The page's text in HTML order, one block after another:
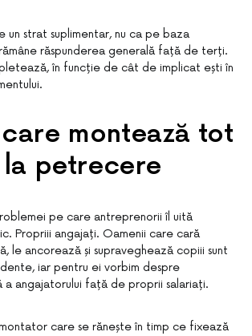
un strat suplimentar, nu ca pe baza
răspunderea generală față de terți.
în funcție de cât de implicat ești în
montează tot
la petrecere
pe care antreprenorii îl uită
Propriii angajați. Oamenii care cară
le ancorează și supraveghează copiii sunt
iar pentru ei vorbim despre
a angajatorului față de proprii salariați.
care se rănește în timp ce fixează